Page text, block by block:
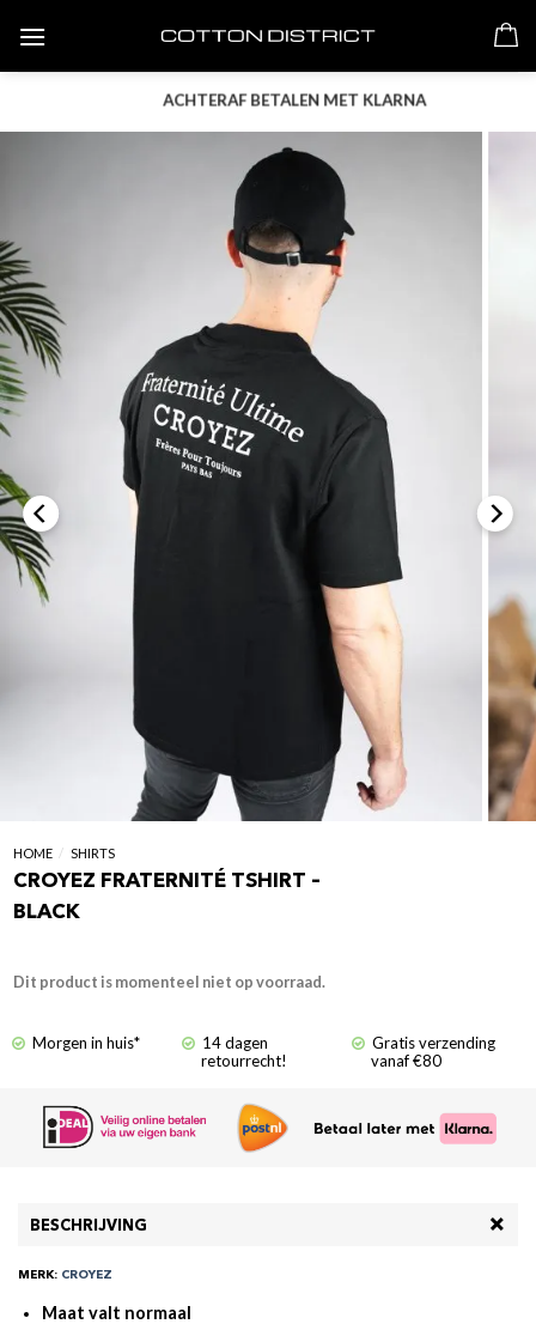
content
ACHTERAF BETALEN MET KLARNA
HOME / SHIRTS
CROYEZ FRATERNITÉ TSHIRT –
BLACK
Dit product is momenteel niet op voorraad.
Morgen in huis*
14 dagen
retourrecht!
Gratis verzending
vanaf €80
BESCHRIJVING
MERK: CROYEZ
Maat valt normaal